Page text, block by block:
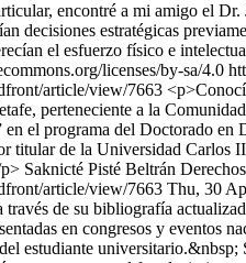
encontré a mi amigo el
decisiones estratégicas
el esfuerzo físico e
licenses/by-sa/4.0
article/view/7663
perteneciente a la
el programa del Doctorado
titular de la Universidad Carlos
Saknicté Pisté Beltrán
article/view/7663 Thu, 30
través de su bibliografía
en congresos y eventos
estudiante